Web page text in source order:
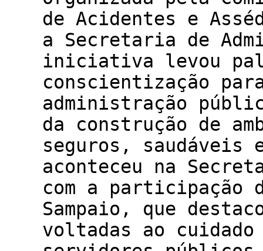
de Acidentes e
a Secretaria de
iniciativa levou
conscientização
administração
da construção de
seguros, saudáveis
aconteceu na
com a participação
Sampaio, que
voltadas ao